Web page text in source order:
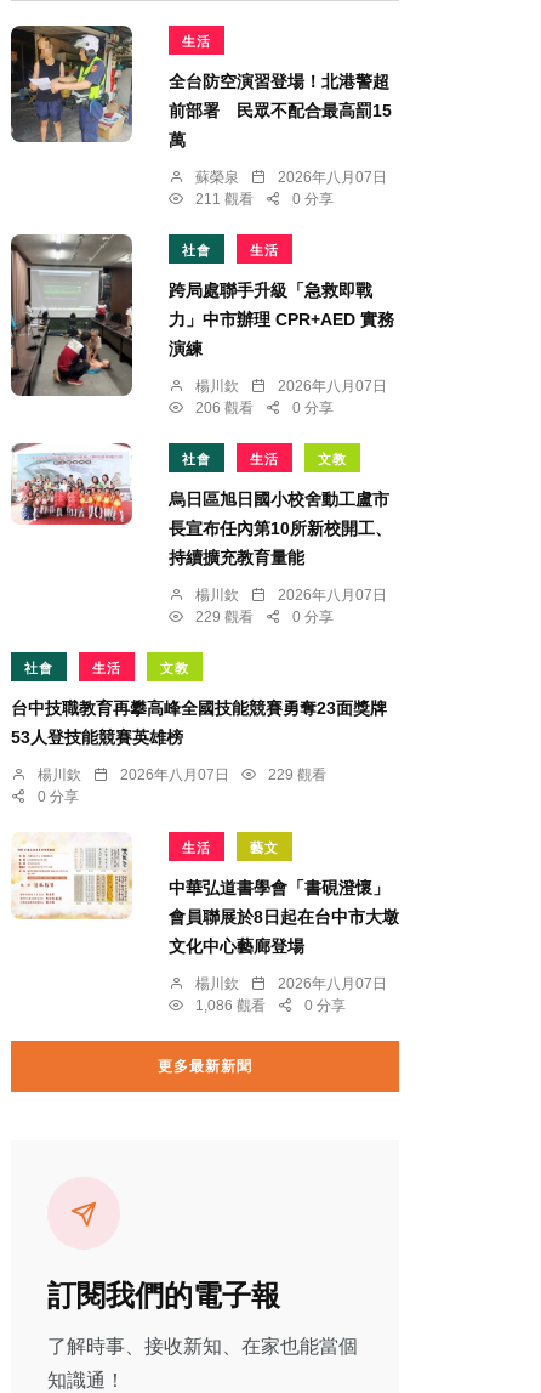
生活
全台防空演習登場！北港警超
前部署 民眾不配合最高罰15
萬
蘇榮泉
2026年八月07日
211 觀看
0 分享
社會 生活
跨局處聯手升級「急救即戰
力」中市辦理 CPR+AED 實務
演練
楊川欽
2026年八月07日
206 觀看
0 分享
社會 生活 文教
烏日區旭日國小校舍動工盧市
長宣布任內第10所新校開工、
持續擴充教育量能
楊川欽
2026年八月07日
229 觀看
0 分享
社會 生活 文教
台中技職教育再攀高峰全國技能競賽勇奪23面獎牌
53人登技能競賽英雄榜
楊川欽 2026年八月07日
229 觀看
0 分享
生活 藝文
中華弘道書學會「書硯澄懷」
會員聯展於8日起在台中市大墩
文化中心藝廊登場
楊川欽
2026年八月07日
1,086 觀看
0 分享
更多最新新聞
訂閱我們的電子報
了解時事、接收新知、在家也能當個
知識通！